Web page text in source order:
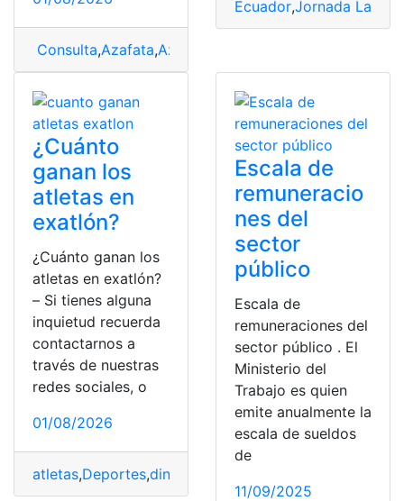
Consulta,Azafata,Azafata en Ecuador
Ecuador,Jornada
¿Cuánto
ganan los
atletas en
exatlón?
¿Cuánto ganan los
atletas en exatlón?
– Si tienes alguna
inquietud recuerda
contactarnos a
través de nuestras
redes sociales, o
01/08/2026
atletas,Deportes,dinero
Escala de
remuneracio
nes del
sector
público
Escala de
remuneraciones del
sector público . El
Ministerio del
Trabajo es quien
emite anualmente la
escala de sueldos
de
11/09/2025